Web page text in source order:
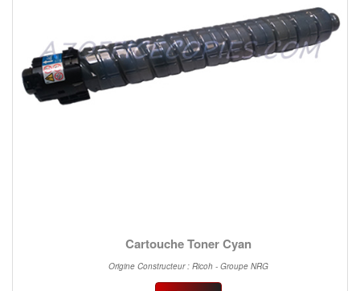
Cartouche Toner Cyan
Origine Constructeur : Ricoh - Groupe NRG